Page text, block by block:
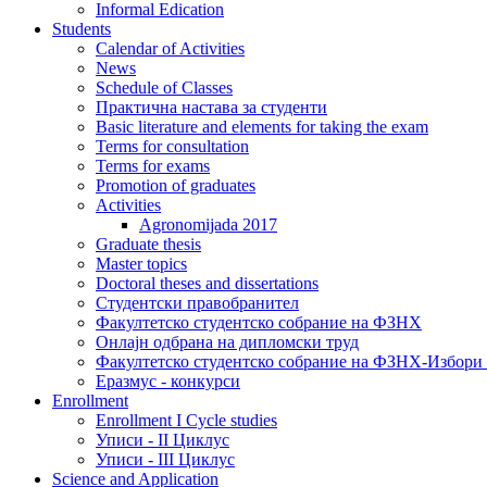
Informal Edication
Students
Calendar of Activities
News
Schedule of Classes
Практична настава за студенти
Basic literature and elements for taking the exam
Terms for consultation
Terms for exams
Promotion of graduates
Activities
Agronomijada 2017
Graduate thesis
Master topics
Doctoral theses and dissertations
Студентски правобранител
Факултетско студентско собрание на ФЗНХ
Онлајн одбрана на дипломски труд
Факултетско студентско собрание на ФЗНХ-
Еразмус - конкурси
Enrollment
Enrollment I Cycle studies
Уписи - II Циклус
Уписи - III Циклус
Science and Application